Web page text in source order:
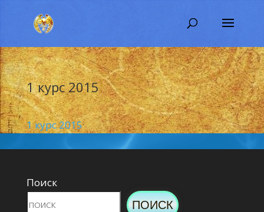
1 курс 2015
1 курс 2015
Поиск
ПОИСК